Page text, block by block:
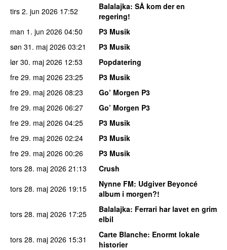
tirs 2. jun 2026 17:52 Balalajka: SÅ kom der en
regering!
man 1. jun 2026 04:50
P3 Musik
søn 31. maj 2026 03:21
P3 Musik
lør 30. maj 2026 12:53
Popdatering
fre 29. maj 2026 23:25
P3 Musik
fre 29. maj 2026 08:23
Go’ Morgen P3
fre 29. maj 2026 06:27
Go’ Morgen P3
fre 29. maj 2026 04:25
P3 Musik
fre 29. maj 2026 02:24
P3 Musik
fre 29. maj 2026 00:26
P3 Musik
tors 28. maj 2026 21:13
Crush
tors 28. maj 2026 19:15 Nynne FM: Udgiver Beyoncé
album i morgen?!
tors 28. maj 2026 17:25 Balalajka: Ferrari har lavet en grim
elbil
tors 28. maj 2026 15:31 Carte Blanche: Enormt lokale
historier